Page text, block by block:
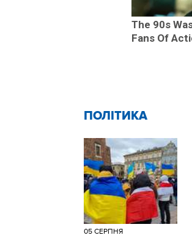
The 90s
Fans Of
ПОЛІТИКА
05 СЕРПНЯ